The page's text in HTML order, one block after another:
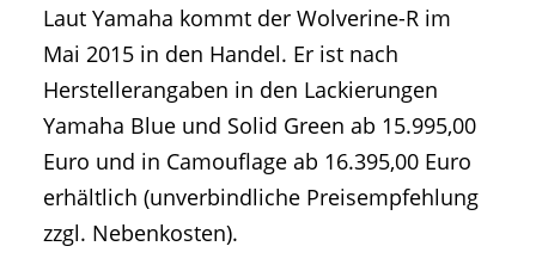
Laut Yamaha kommt der Wolverine-R im
Mai 2015 in den Handel. Er ist nach
Herstellerangaben in den Lackierungen
Yamaha Blue und Solid Green ab 15.995,00
Euro und in Camouflage ab 16.395,00 Euro
erhältlich (unverbindliche Preisempfehlung
zzgl. Nebenkosten).